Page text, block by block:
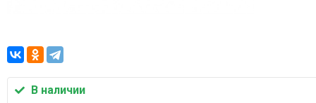
В наличии